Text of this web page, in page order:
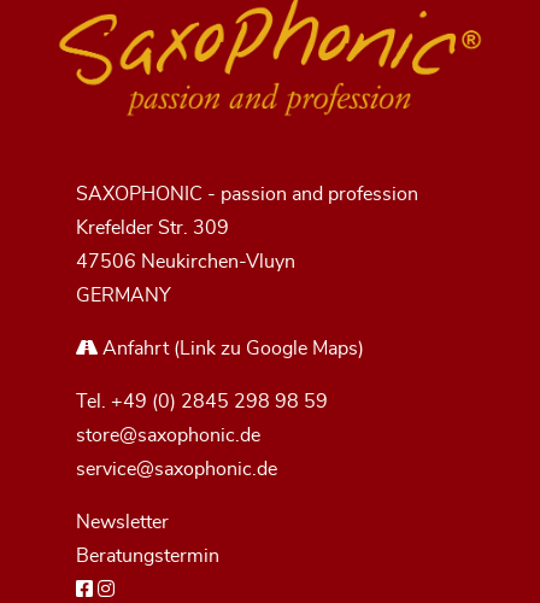
SAXOPHONIC - passion and profession
Krefelder Str. 309
47506 Neukirchen-Vluyn
GERMANY
Anfahrt(Link zu Google Maps)
Tel. +49 (0) 2845 298 98 59
store@saxophonic.de
service@saxophonic.de
Newsletter
Beratungstermin